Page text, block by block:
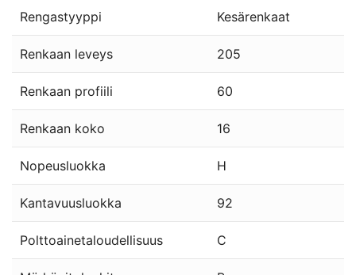
Rengastyyppi Kesärenkaat
Renkaan leveys 205
Renkaan profiili 60
Renkaan koko 16
Nopeusluokka H
Kantavuusluokka 92
Polttoainetaloudellisuus C